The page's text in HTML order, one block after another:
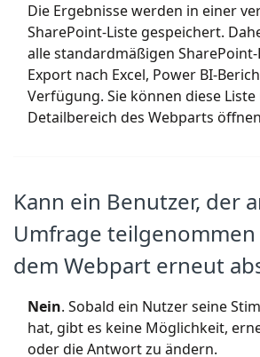
Die Ergebnisse werden in einer
SharePoint-Liste gespeichert.
alle standardmäßigen
Export nach Excel, Power BI-
Verfügung. Sie können diese
Detailbereich des Webparts
Kann ein Benutzer, der
Umfrage
dem Webpart erneut
Nein. Sobald ein Nutzer seine
hat, gibt es keine Möglichkeit,
oder die Antwort zu ändern.